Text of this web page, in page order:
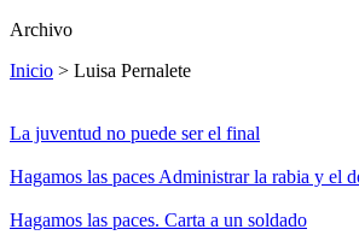
Archivo
Inicio > Luisa Pernalete
La juventud no puede ser el final
Hagamos las paces Administrar la rabia y el
Hagamos las paces. Carta a un soldado